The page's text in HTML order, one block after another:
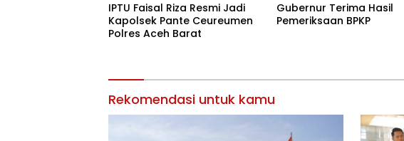
IPTU Faisal Riza Resmi Jadi
Kapolsek Pante Ceureumen
Polres Aceh Barat
Gubernur Terima Hasil
Pemeriksaan BPKP
Rekomendasi untuk kamu